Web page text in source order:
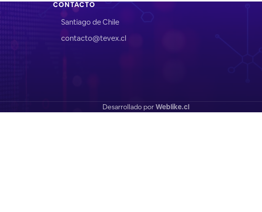
CONTACTO
Santiago de Chile
contacto@tevex.cl
Desarrollado porWeblike.cl